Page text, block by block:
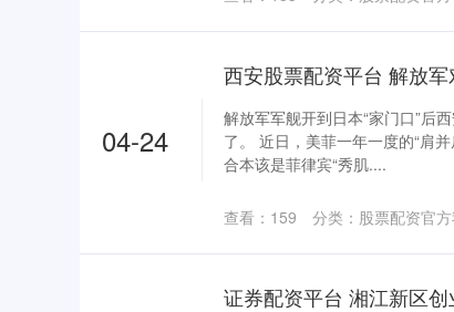
04-24
解放军军舰开到日本“家门口”后
了。 近日，美菲一年一度的“肩
合本该是菲律宾“秀肌....
查看： 159 分类： 股票配资官